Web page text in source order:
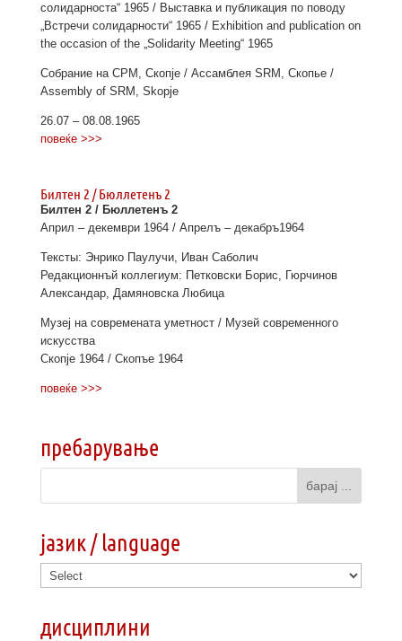
солидарноста“ 1965 / Выставка и публикация по поводу
„Встречи солидарности“ 1965 / Exhibition and publication on
the occasion of the „Solidarity Meeting“ 1965
Собрание на СРМ, Скопје / Ассамблея SRM, Скопье /
Assembly of SRM, Skopje
26.07 – 08.08.1965
повеќе >>>
Билтен 2 / Бюллетенъ 2
Билтен 2 / Бюллетенъ 2
Април – декември 1964 / Апрелъ – декабръ1964
Тексты: Энрико Паулучи, Иван Саболич
Редакционнъй коллегиум: Петковски Борис, Гюрчинов
Александар, Дамяновска Любица
Музеј на современата уметност / Музей современного
искусства
Скопје 1964 / Скопъе 1964
повеќе >>>
пребарување
јазик / language
дисциплини